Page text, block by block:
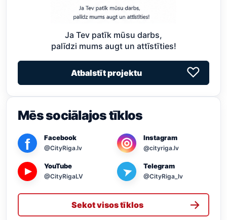
Ja Tev patīk mūsu darbs,
palīdzi mums augt un attīstīties!
Atbalstīt projektu ♡
Mēs sociālajos tīklos
f Facebook
@CityRiga.lv ◎ Instagram
@cityriga.lv
▶
YouTube
@CityRigaLV ➤ Telegram
@CityRiga_lv
Sekot visos tīklos →